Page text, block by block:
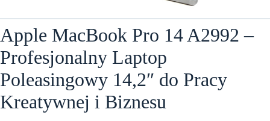
Apple MacBook Pro 14 A2992 –
Profesjonalny Laptop
Poleasingowy 14,2″ do Pracy
Kreatywnej i Biznesu